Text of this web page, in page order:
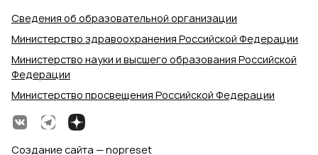
Сведения об образовательной организации
Министерство здравоохранения Российской Федерации
Министерство науки и высшего образования Российской
Федерации
Министерство просвещения Российской Федерации
Создание сайта — nopreset